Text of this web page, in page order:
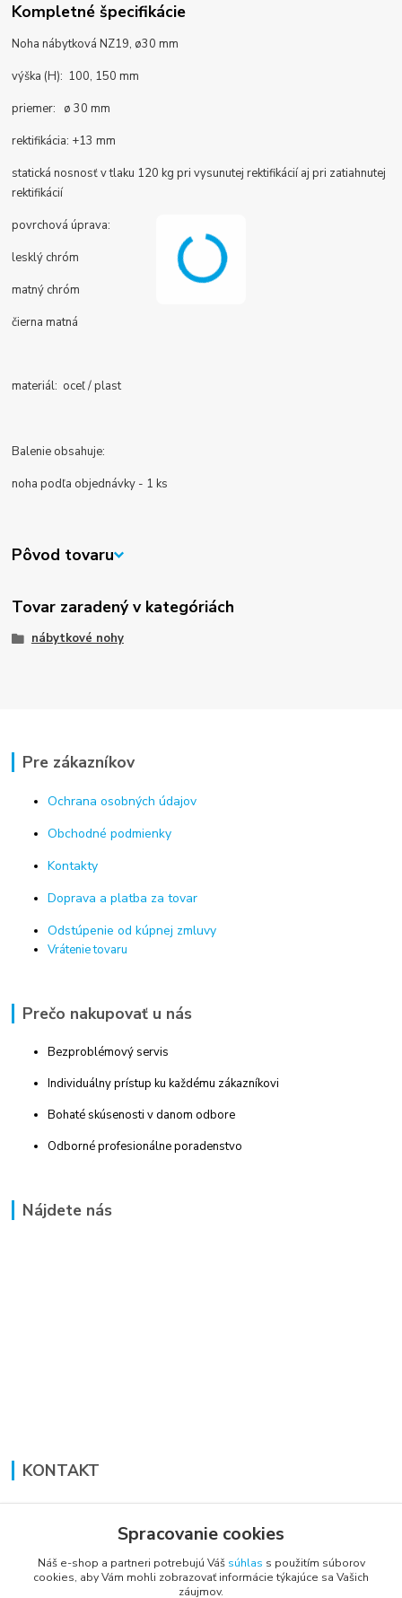
Kompletné špecifikácie
Noha nábytková NZ19, ø30 mm
výška (H): 100, 150 mm
priemer: ø 30 mm
rektifikácia: +13 mm
statická nosnosť v tlaku 120 kg pri vysunutej rektifikácií aj pri zatiahnutej
rektifikácií
povrchová úprava:
lesklý chróm
matný chróm
čierna matná
materiál: oceľ / plast
Balenie obsahuje:
noha podľa objednávky - 1 ks
Pôvod tovaru
Tovar zaradený v kategóriách
nábytkové nohy
Pre zákazníkov
Ochrana osobných údajov
Obchodné podmienky
Kontakty
Doprava a platba za tovar
Odstúpenie od kúpnej zmluvy
Vrátenie tovaru
Prečo nakupovať u nás
Bezproblémový servis
Individuálny prístup ku každému zákazníkovi
Bohaté skúsenosti v danom odbore
Odborné profesionálne poradenstvo
Nájdete nás
KONTAKT
+421 948 711 774
vsetkoprenabytok@gmail.com
Spracovanie cookies
Náš e-shop a partneri potrebujú Váš súhlas s použitím súborov
cookies, aby Vám mohli zobrazovať informácie týkajúce sa Vašich
záujmov.